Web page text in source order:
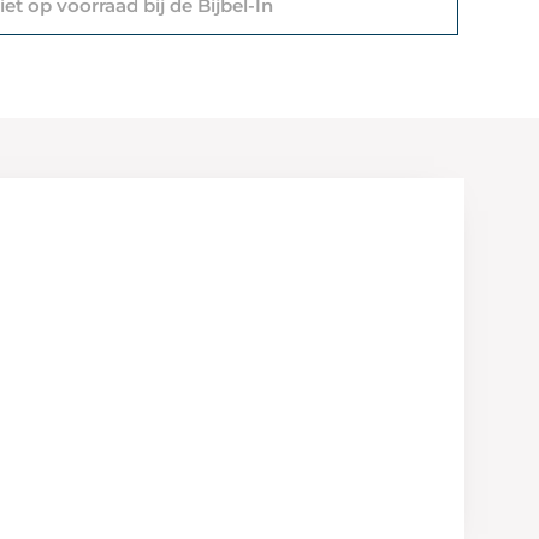
op voorraad bij de Bijbel-In